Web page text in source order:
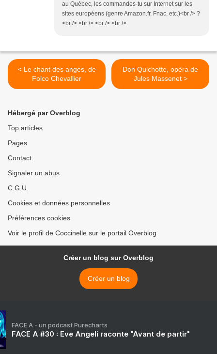
au Québec, les commandes-tu sur Internet sur les
sites européens (genre Amazon.fr, Fnac, etc.)<br /> ?
<br /> <br /> <br /> <br />
< Le chant des anges, de
Folco Chevallier
Don Quichotte, opéra de
Jules Massenet >
Hébergé par Overblog
Top articles
Pages
Contact
Signaler un abus
C.G.U.
Cookies et données personnelles
Préférences cookies
Voir le profil de Coccinelle sur le portail Overblog
Créer un blog sur Overblog
Créer un blog
FACE A - un podcast Purecharts
FACE A #30 : Eve Angeli raconte "Avant de partir"